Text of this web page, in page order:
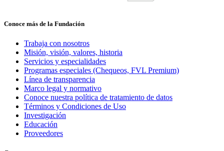
Conoce más de la Fundación
Trabaja con nosotros
Misión, visión, valores, historia
Servicios y especialidades
Programas especiales (Chequeos, FVL Premium)
Línea de transparencia
Marco legal y normativo
Conoce nuestra política de tratamiento de datos
Términos y Condiciones de Uso
Investigación
Educación
Proveedores